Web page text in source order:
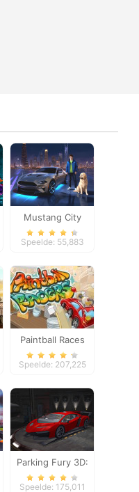
Mustang City
Driver
Speelde: 55,883
Paintball Races
Speelde: 207,225
Parking Fury 3D:
Night Thief
Speelde: 175,011